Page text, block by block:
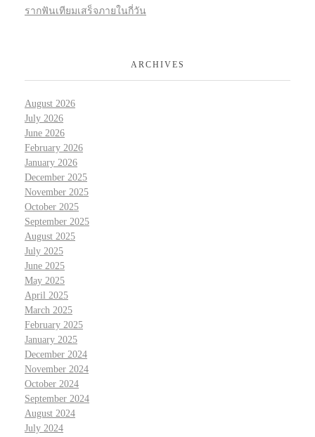
รากฟันเทียมเสร็จภายในกี่วัน
ARCHIVES
August 2026
July 2026
June 2026
February 2026
January 2026
December 2025
November 2025
October 2025
September 2025
August 2025
July 2025
June 2025
May 2025
April 2025
March 2025
February 2025
January 2025
December 2024
November 2024
October 2024
September 2024
August 2024
July 2024